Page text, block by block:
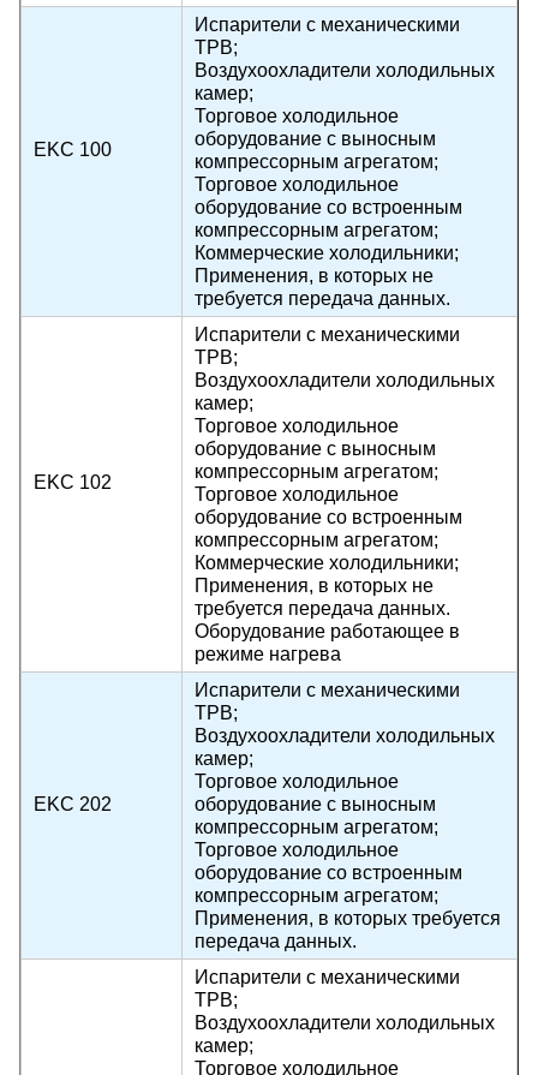
EKC 100
Испарители с механическими
ТРВ;
Воздухоохладители холодильных
камер;
Торговое холодильное
оборудование с выносным
компрессорным агрегатом;
Торговое холодильное
оборудование со встроенным
компрессорным агрегатом;
Коммерческие холодильники;
Применения, в которых не
требуется передача данных.
EKС 102
Испарители с механическими
ТРВ;
Воздухоохладители холодильных
камер;
Торговое холодильное
оборудование с выносным
компрессорным агрегатом;
Торговое холодильное
оборудование со встроенным
компрессорным агрегатом;
Коммерческие холодильники;
Применения, в которых не
требуется передача данных.
Оборудование работающее в
режиме нагрева
EKC 202
Испарители с механическими
ТРВ;
Воздухоохладители холодильных
камер;
Торговое холодильное
оборудование с выносным
компрессорным агрегатом;
Торговое холодильное
оборудование со встроенным
компрессорным агрегатом;
Применения, в которых требуется
передача данных.
Испарители с механическими
ТРВ;
Воздухоохладители холодильных
камер;
Торговое холодильное